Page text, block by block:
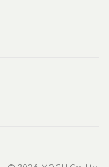
に同意の上、当社
社がこれに対す
ると判断した場